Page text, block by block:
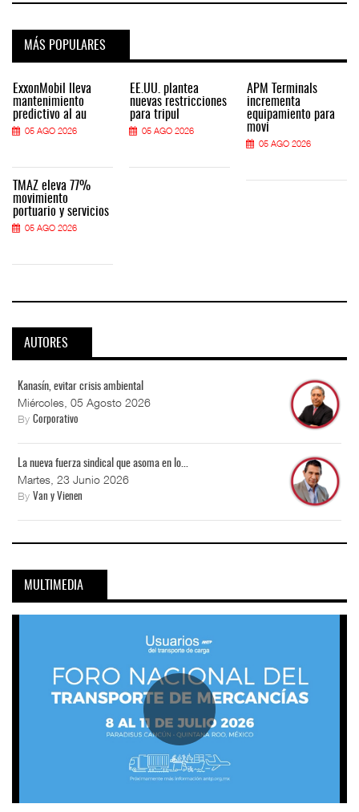
MÁS POPULARES
ExxonMobil lleva
mantenimiento
predictivo al au
05 AGO 2026
TMAZ eleva 77%
movimiento
portuario y servicios
05 AGO 2026
EE.UU. plantea
nuevas restricciones
para tripul
05 AGO 2026
APM Terminals
incrementa
equipamiento para
movi
05 AGO 2026
AUTORES
Kanasín, evitar crisis ambiental
Miércoles, 05 Agosto 2026
By Corporativo
La nueva fuerza sindical que asoma en lo...
Martes, 23 Junio 2026
By Van y Vienen
MULTIMEDIA